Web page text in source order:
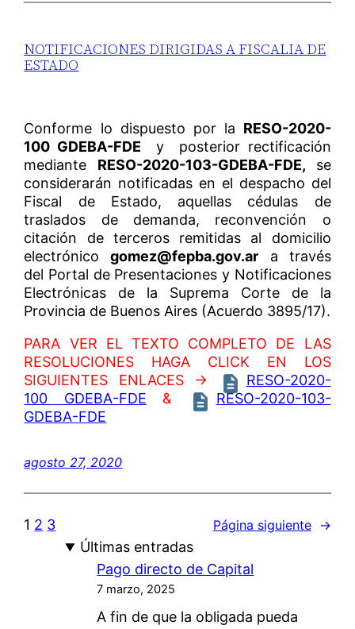
NOTIFICACIONES DIRIGIDAS A FISCALIA DE
ESTADO
Conforme lo dispuesto por la RESO-2020-
100 GDEBA-FDE y posterior rectificación
mediante RESO-2020-103-GDEBA-FDE, se
considerarán notificadas en el despacho del
Fiscal de Estado, aquellas cédulas de
traslados de demanda, reconvención o
citación de terceros remitidas al domicilio
electrónicogomez@fepba.gov.ar a través
del Portal de Presentaciones y Notificaciones
Electrónicas de la Suprema Corte de la
Provincia de Buenos Aires (Acuerdo 3895/17).
PARA VER EL TEXTO COMPLETO DE LAS
RESOLUCIONES HAGA CLICK EN LOS
SIGUIENTES ENLACES →
RESO-2020-
100 GDEBA-FDE &
RESO-2020-103-
GDEBA-FDE
agosto 27, 2020
1 2 3 Página siguiente →
Últimas entradas
Pago directo de Capital
7 marzo, 2025
A fin de que la obligada pueda